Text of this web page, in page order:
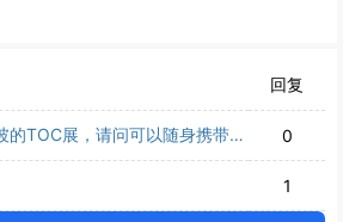
回复
的TOC展，请问可以随身携带印
海关吗？
0
1